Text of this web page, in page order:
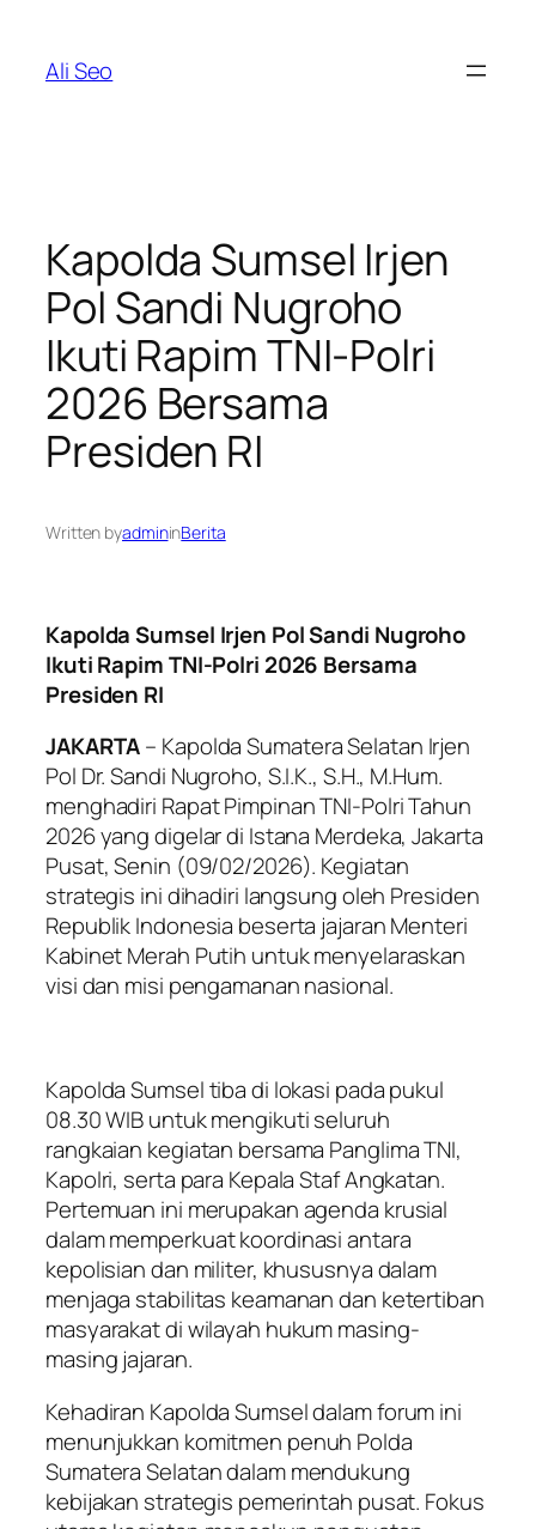
content
Ali Seo
Kapolda Sumsel Irjen
Pol Sandi Nugroho
Ikuti Rapim TNI-Polri
2026 Bersama
Presiden RI
Written byadmininBerita
Kapolda Sumsel Irjen Pol Sandi Nugroho
Ikuti Rapim TNI-Polri 2026 Bersama
Presiden RI
JAKARTA– Kapolda Sumatera Selatan Irjen
Pol Dr. Sandi Nugroho, S.I.K., S.H., M.Hum.
menghadiri Rapat Pimpinan TNI-Polri Tahun
2026 yang digelar di Istana Merdeka, Jakarta
Pusat, Senin (09/02/2026). Kegiatan
strategis ini dihadiri langsung oleh Presiden
Republik Indonesia beserta jajaran Menteri
Kabinet Merah Putih untuk menyelaraskan
visi dan misi pengamanan nasional.
Kapolda Sumsel tiba di lokasi pada pukul
08.30 WIB untuk mengikuti seluruh
rangkaian kegiatan bersama Panglima TNI,
Kapolri, serta para Kepala Staf Angkatan.
Pertemuan ini merupakan agenda krusial
dalam memperkuat koordinasi antara
kepolisian dan militer, khususnya dalam
menjaga stabilitas keamanan dan ketertiban
masyarakat di wilayah hukum masing-
masing jajaran.
Kehadiran Kapolda Sumsel dalam forum ini
menunjukkan komitmen penuh Polda
Sumatera Selatan dalam mendukung
kebijakan strategis pemerintah pusat. Fokus